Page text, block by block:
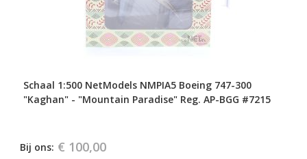
Schaal 1:500 NetModels NMPIA5 Boeing 747-300
"Kaghan" - "Mountain Paradise" Reg. AP-BGG #7215
Bij ons: € 100,00